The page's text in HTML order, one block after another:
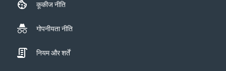
कूकीज नीति
गोपनीयता नीति
नियम और शर्तें